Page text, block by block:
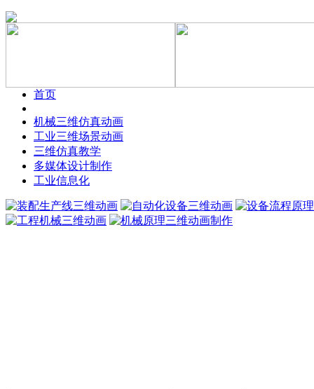
首页
机械三维仿真动画
工业三维场景动画
三维仿真教学
多媒体设计制作
工业信息化